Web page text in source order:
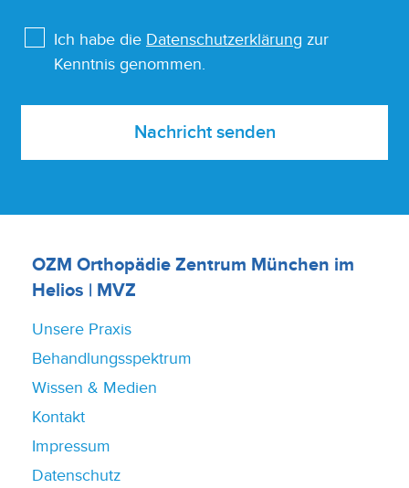
Ich habe die Datenschutzerklärung zur
Kenntnis genommen.
Nachricht senden
OZM Orthopädie Zentrum München im
Helios | MVZ
Unsere Praxis
Behandlungsspektrum
Wissen & Medien
Kontakt
Impressum
Datenschutz